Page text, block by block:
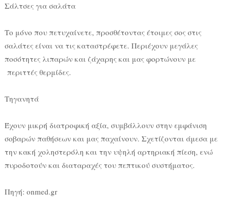
Σάλτσες για σαλάτα
Το μόνο που πετυχαίνετε, προσθέτοντας έτοιμες σος στις
σαλάτες είναι να τις καταστρέφετε. Περιέχουν μεγάλες
ποσότητες λιπαρών και ζάχαρης και μας φορτώνουν με
περιττές θερμίδες.
Τηγανητά
Έχουν μικρή διατροφική αξία, συμβάλλουν στην εμφάνιση
σοβαρών παθήσεων και μας παχαίνουν. Σχετίζονται άμεσα με
την κακή χοληστερόλη και την υψηλή αρτηριακή πίεση, ενώ
πυροδοτούν και διαταραχές του πεπτικού συστήματος.
Πηγή: onmed.gr